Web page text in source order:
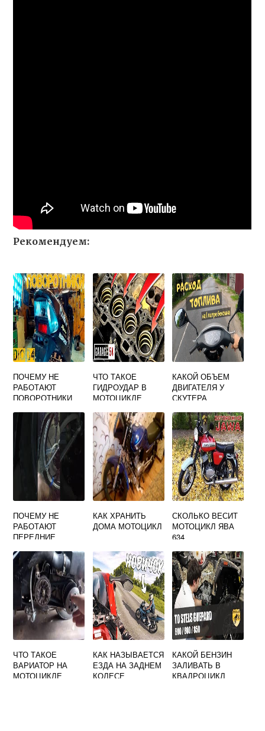
Рекомендуем:
ПОЧЕМУ НЕ
РАБОТАЮТ
ПОВОРОТНИКИ
ЧТО ТАКОЕ
ГИДРОУДАР В
МОТОЦИКЛЕ
КАКОЙ ОБЪЕМ
ДВИГАТЕЛЯ У
СКУТЕРА
ПОЧЕМУ НЕ
РАБОТАЮТ
ПЕРЕДНИЕ
МОТОЦИКЛЕ
КАК ХРАНИТЬ
ДОМА МОТОЦИКЛ
СКОЛЬКО ВЕСИТ
МОТОЦИКЛ ЯВА
634
ЧТО ТАКОЕ
ВАРИАТОР НА
МОТОЦИКЛЕ
КАК НАЗЫВАЕТСЯ
ЕЗДА НА ЗАДНЕМ
КОЛЕСЕ
КАКОЙ БЕНЗИН
ЗАЛИВАТЬ В
КВАДРОЦИКЛ